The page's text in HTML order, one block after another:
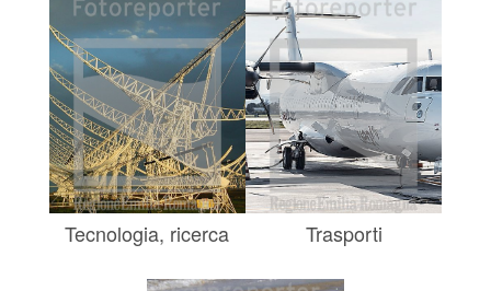
Tecnologia, ricerca Trasporti